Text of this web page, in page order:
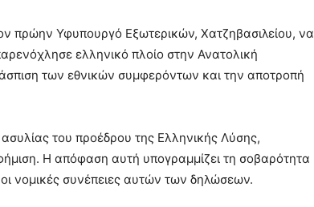
πρώην Υφυπουργό Εξωτερικών, Χατζηβασιλείου, να
ελληνικό πλοίο στην Ανατολική
των εθνικών συμφερόντων και την αποτροπή
του προέδρου της Ελληνικής Λύσης,
Η απόφαση αυτή υπογραμμίζει τη σοβαρότητα
οι νομικές συνέπειες αυτών των δηλώσεων.